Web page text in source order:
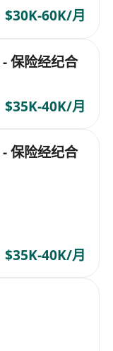
$30K-60K/月
保险经纪合
$35K-40K/月
保险经纪合
$35K-40K/月